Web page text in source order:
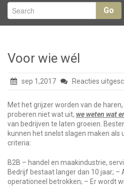
Kennis maken?
Go
Voor wie wél
sep 1,2017 Reacties
Met het grijzer worden van de
proberen niet wat uit, we weten wat
van bedrijven te laten groeien.
kunnen het snelst slagen maken als
criteria:
B2B – handel en maakindustrie,
Bedrijf bestaat langer dan 10 jaar; –
operationeel betrokken; – Er wordt